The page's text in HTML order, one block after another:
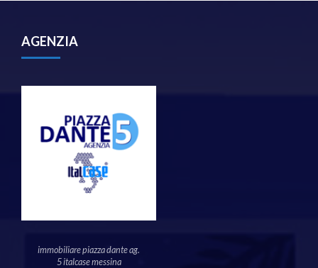
AGENZIA
immobiliare piazza dante ag.
5 italcase messina